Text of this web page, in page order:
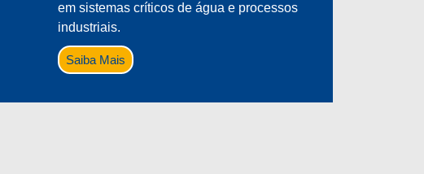
em sistemas críticos de água e processos
industriais.
Saiba Mais